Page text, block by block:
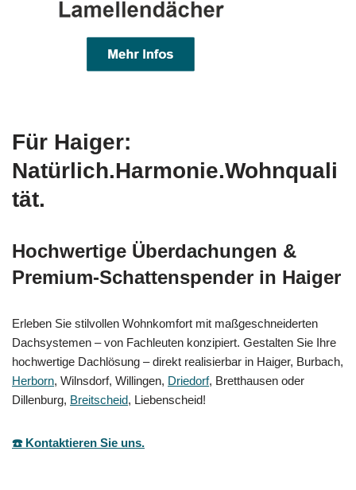
Für Haiger:
Natürlich.Harmonie.Wohnquali
tät.
Hochwertige Überdachungen &
Premium-Schattenspender in Haiger
Erleben Sie stilvollen Wohnkomfort mit maßgeschneiderten
Dachsystemen – von Fachleuten konzipiert. Gestalten Sie Ihre
hochwertige Dachlösung – direkt realisierbar in Haiger, Burbach,
Herborn, Wilnsdorf, Willingen, Driedorf, Bretthausen oder
Dillenburg, Breitscheid, Liebenscheid!
☎️ Kontaktieren Sie uns.